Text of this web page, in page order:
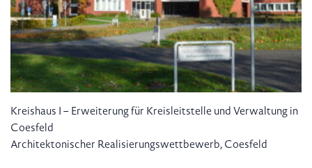
Kreishaus I – Erweiterung für Kreisleitstelle und Verwaltung in
Coesfeld
Architektonischer Realisierungswettbewerb, Coesfeld